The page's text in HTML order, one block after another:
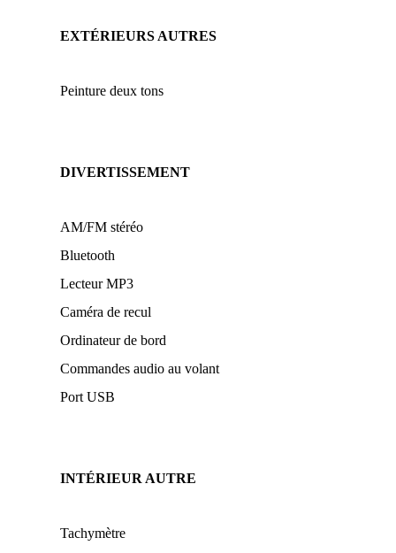
EXTÉRIEURS AUTRES
Peinture deux tons
DIVERTISSEMENT
AM/FM stéréo
Bluetooth
Lecteur MP3
Caméra de recul
Ordinateur de bord
Commandes audio au volant
Port USB
INTÉRIEUR AUTRE
Tachymètre